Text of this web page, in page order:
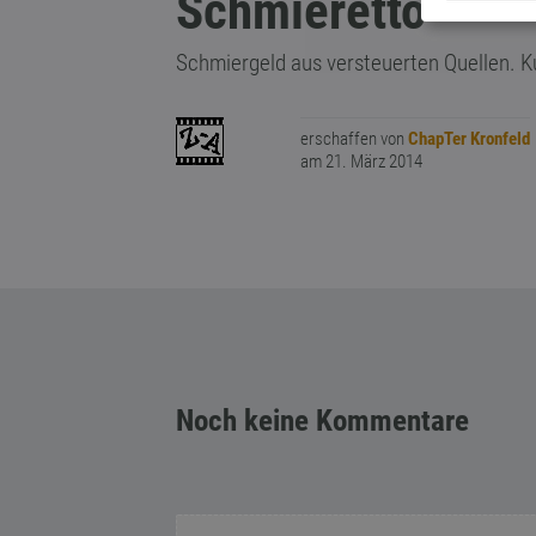
Schmiergeld aus versteuerten Quellen.
erschaffen von ChapTer Kronfeld
am 21. März 2014
Noch keine Kommentare